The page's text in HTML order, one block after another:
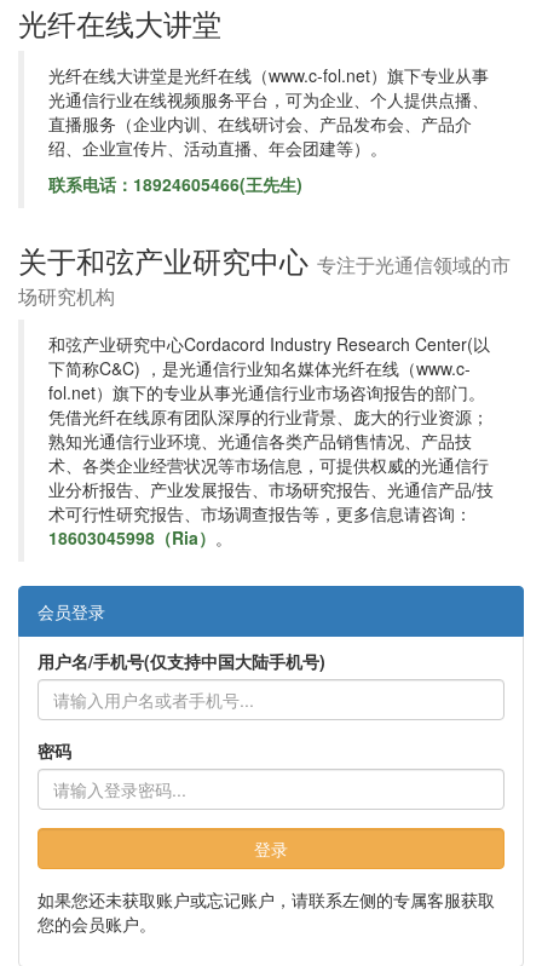
光纤在线大讲堂
光纤在线大讲堂是光纤在线（www.c-fol.net）旗下专业从事
光通信行业在线视频服务平台，可为企业、个人提供点播、
直播服务（企业内训、在线研讨会、产品发布会、产品介
绍、企业宣传片、活动直播、年会团建等）。
联系电话：18924605466(王先生)
关于和弦产业研究中心 专注于光通信领域的市
场研究机构
和弦产业研究中心Cordacord Industry Research Center(以
下简称C&C) ，是光通信行业知名媒体光纤在线（www.c-
fol.net）旗下的专业从事光通信行业市场咨询报告的部门。
凭借光纤在线原有团队深厚的行业背景、庞大的行业资源；
熟知光通信行业环境、光通信各类产品销售情况、产品技
术、各类企业经营状况等市场信息，可提供权威的光通信行
业分析报告、产业发展报告、市场研究报告、光通信产品/技
术可行性研究报告、市场调查报告等，更多信息请咨询：
18603045998（Ria） 。
会员登录
用户名/手机号(仅支持中国大陆手机号)
密码
登录
如果您还未获取账户或忘记账户，请联系左侧的专属客服获取
您的会员账户。